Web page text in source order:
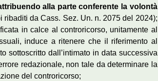
alla parte conferente la volontà
ribaditi da Cass. Sez. Un. n. 2075 del 2024);
in calce al controricorso, unitamente al
induce a ritenere che il riferimento al
sottoscritto dall’intimato in data successiva
redazionale, non tale da determinare la
del controricorso;